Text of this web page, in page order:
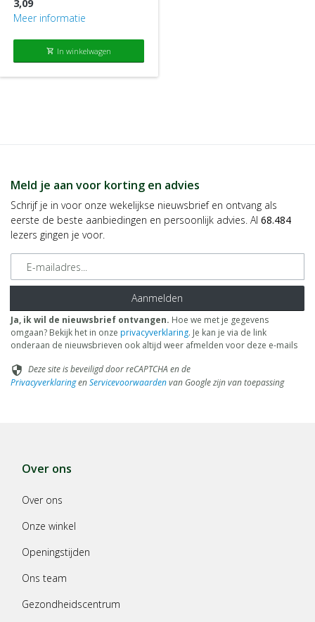
3,09
Meer informatie
shopping_cart In winkelwagen
Meld je aan voor korting en advies
Schrijf je in voor onze wekelijkse nieuwsbrief en ontvang als
eerste de beste aanbiedingen en persoonlijk advies. Al 68.484
lezers gingen je voor.
E-mailadres
Aanmelden
Ja, ik wil de nieuwsbrief ontvangen. Hoe we met je gegevens
omgaan? Bekijk het in onze privacyverklaring. Je kan je via de link
onderaan de nieuwsbrieven ook altijd weer afmelden voor deze e-mails
security Deze site is beveiligd door reCAPTCHA en de
PrivacyverklaringenServicevoorwaardenvan Google zijn van toepassing
Over ons
Over ons
Onze winkel
Openingstijden
Ons team
Gezondheidscentrum